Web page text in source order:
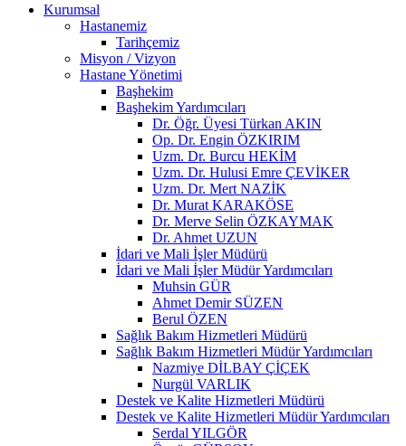
Kurumsal
Hastanemiz
Tarihçemiz
Misyon / Vizyon
Hastane Yönetimi
Başhekim
Başhekim Yardımcıları
Dr. Öğr. Üyesi Türkan AKIN
Op. Dr. Engin ÖZKIRIM
Uzm. Dr. Burcu HEKİM
Uzm. Dr. Hulusi Emre ÇEVİKER
Uzm. Dr. Mert NAZİK
Dr. Murat KARAKÖSE
Dr. Merve Selin ÖZKAYMAK
Dr. Ahmet UZUN
İdari ve Mali İşler Müdürü
İdari ve Mali İşler Müdür Yardımcıları
Muhsin GÜR
Ahmet Demir SÜZEN
Berul ÖZEN
Sağlık Bakım Hizmetleri Müdürü
Sağlık Bakım Hizmetleri Müdür Yardımcıları
Nazmiye DİLBAY ÇİÇEK
Nurgül VARLIK
Destek ve Kalite Hizmetleri Müdürü
Destek ve Kalite Hizmetleri Müdür Yardımcıları
Serdal YILGÖR